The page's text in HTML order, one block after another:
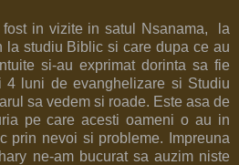
fost in vizite in satul Nsanama, la
la studiu Biblic si care dupa ce au
si-au exprimat dorinta sa fie
4 luni de evanghelizare si Studiu
sa vedem si roade. Este asa de
pe care acesti oameni o au in
prin nevoi si probleme. Impreuna
ne-am bucurat sa auzim niste